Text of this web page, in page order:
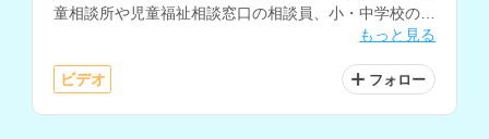
童相談所や児童福祉相談窓口の相談員、小・中学校のス
クールカウンセラー、心療内科でのカウンセリング経験
をお持ちです。
もっと見る
ビデオ フォロー